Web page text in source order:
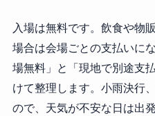
入場は無料です。飲食や物
場合は会場ごとの支払いに
場無料」と「現地で別途支
けて整理します。小雨決行
ので、天気が不安な日は出